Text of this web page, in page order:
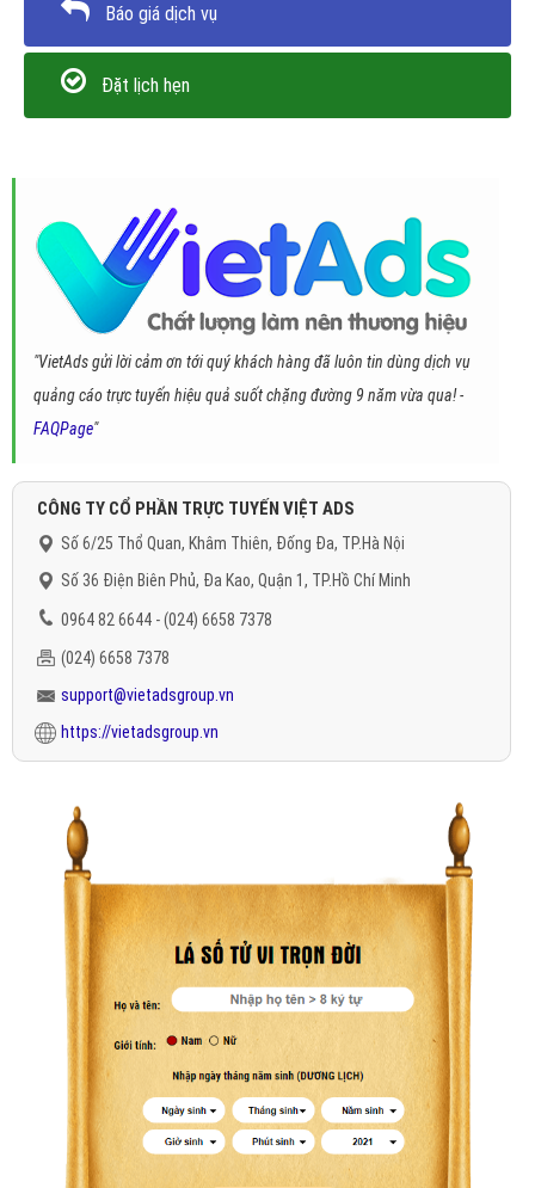
Báo giá dịch vụ
Đặt lịch hẹn
"VietAds gửi lời cảm ơn tới quý khách hàng đã luôn tin dùng dịch vụ
quảng cáo trực tuyến hiệu quả suốt chặng đường 9 năm vừa qua! -
FAQPage"
CÔNG TY CỔ PHẦN TRỰC TUYẾN VIỆT ADS
Số 6/25 Thổ Quan, Khâm Thiên, Đống Đa, TP.Hà Nội
Số 36 Điện Biên Phủ, Đa Kao, Quận 1, TP.Hồ Chí Minh
0964 82 6644 - (024) 6658 7378
(024) 6658 7378
support@vietadsgroup.vn
https://vietadsgroup.vn